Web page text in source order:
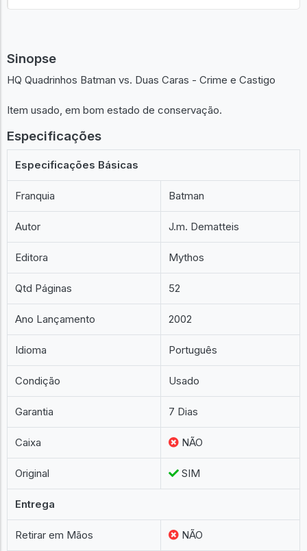
Sinopse
HQ Quadrinhos Batman vs. Duas Caras - Crime e Castigo
Item usado, em bom estado de conservação.
Especificações
Especificações Básicas
Franquia Batman
Autor J.m. Dematteis
Editora Mythos
Qtd Páginas 52
Ano Lançamento 2002
Idioma Português
Condição Usado
Garantia 7 Dias
Caixa NÃO
Original SIM
Entrega
Retirar em Mãos NÃO